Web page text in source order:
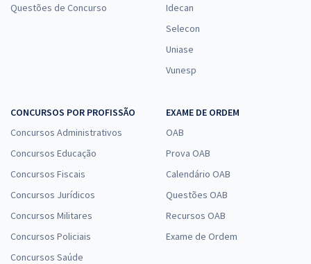
Questões de Concurso
Idecan
Selecon
Uniase
Vunesp
CONCURSOS POR PROFISSÃO
Concursos Administrativos
Concursos Educação
Concursos Fiscais
Concursos Jurídicos
Concursos Militares
Concursos Policiais
Concursos Saúde
EXAME DE ORDEM
OAB
Prova OAB
Calendário OAB
Questões OAB
Recursos OAB
Exame de Ordem